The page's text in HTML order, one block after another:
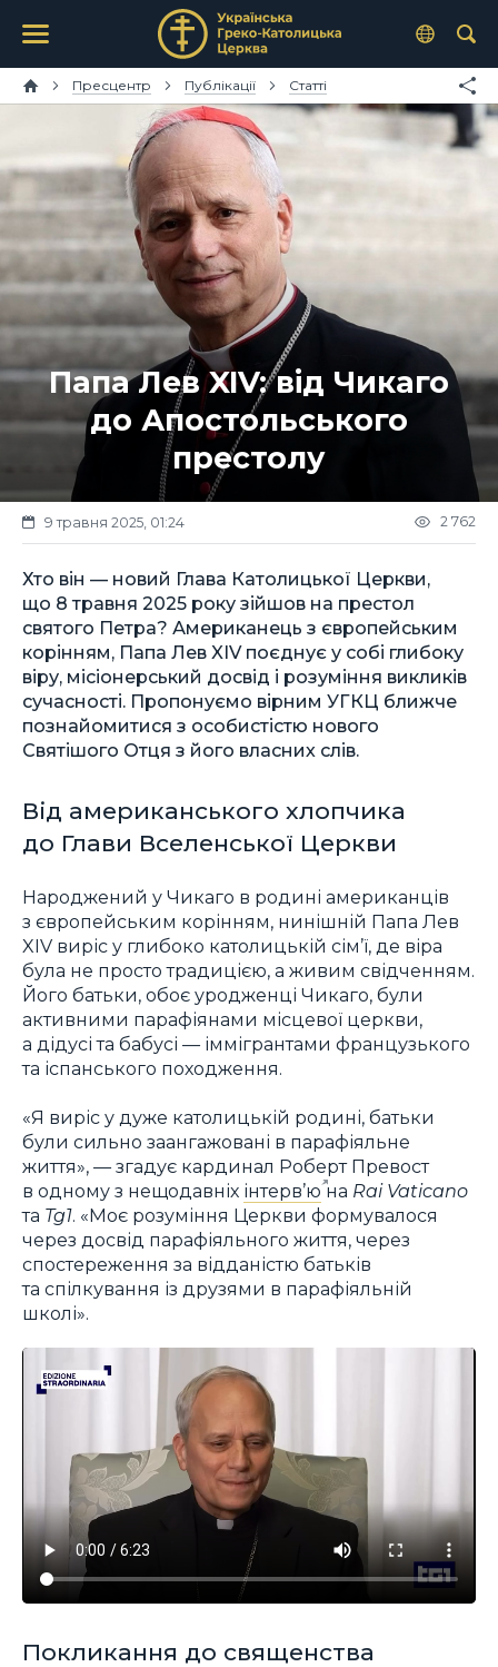
Пресцентр Публікації Статті
Папа Лев XIV: від Чикаго
до Апостольського
престолу
9 травня 2025, 01:24 2 762
Хто він — новий Глава Католицької Церкви,
що 8 травня 2025 року зійшов на престол
святого Петра? Американець з європейським
корінням, Папа Лев XIV поєднує у собі глибоку
віру, місіонерський досвід і розуміння викликів
сучасності. Пропонуємо вірним УГКЦ ближче
познайомитися з особистістю нового
Святішого Отця з його власних слів.
Від американського хлопчика
до Глави Вселенської Церкви
Народжений у Чикаго в родині американців
з європейським корінням, нинішній Папа Лев
XIV виріс у глибоко католицькій сім’ї, де віра
була не просто традицією, а живим свідченням.
Його батьки, обоє уродженці Чикаго, були
активними парафіянами місцевої церкви,
а дідусі та бабусі — іммігрантами французького
та іспанського походження.
«Я виріс у дуже католицькій родині, батьки
були сильно заангажовані в парафіяльне
життя», — згадує кардинал Роберт Превост
в одному з нещодавніх інтерв’юна Rai Vaticano
та Tg1. «Моє розуміння Церкви формувалося
через досвід парафіяльного життя, через
спостереження за відданістю батьків
та спілкування із друзями в парафіяльній
школі».
Покликання до священства